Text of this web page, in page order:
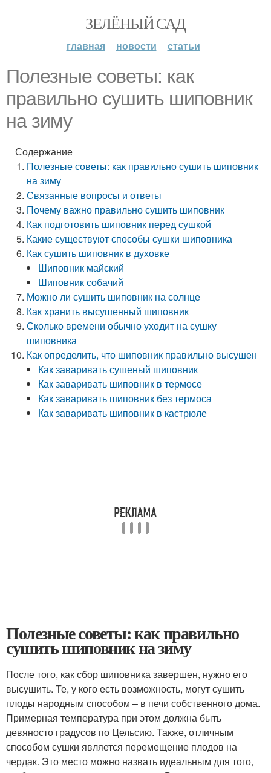
ЗЕЛЁНЫЙ САД
главная новости статьи
Полезные советы: как
правильно сушить шиповник
на зиму
Содержание
Полезные советы: как правильно сушить шиповник
на зиму
Связанные вопросы и ответы
Почему важно правильно сушить шиповник
Как подготовить шиповник перед сушкой
Какие существуют способы сушки шиповника
Как сушить шиповник в духовке
Шиповник майский
Шиповник собачий
Можно ли сушить шиповник на солнце
Как хранить высушенный шиповник
Сколько времени обычно уходит на сушку
шиповника
Как определить, что шиповник правильно высушен
Как заваривать сушеный шиповник
Как заваривать шиповник в термосе
Как заваривать шиповник без термоса
Как заваривать шиповник в кастрюле
Полезные советы: как правильно
сушить шиповник на зиму
После того, как сбор шиповника завершен, нужно его
высушить. Те, у кого есть возможность, могут сушить
плоды народным способом – в печи собственного дома.
Примерная температура при этом должна быть
девяносто градусов по Цельсию. Также, отличным
способом сушки является перемещение плодов на
чердак. Это место можно назвать идеальным для того,